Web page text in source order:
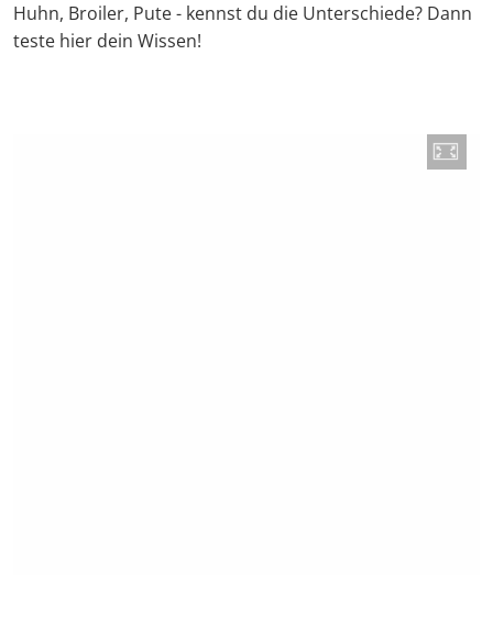
Huhn, Broiler, Pute - kennst du die Unterschiede? Dann
teste hier dein Wissen!